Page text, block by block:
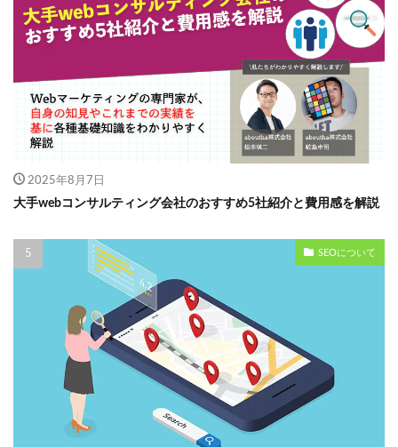
2025年8月7日
大手webコンサルティング会社のおすすめ5社紹介と費用感を解説
SEOについて